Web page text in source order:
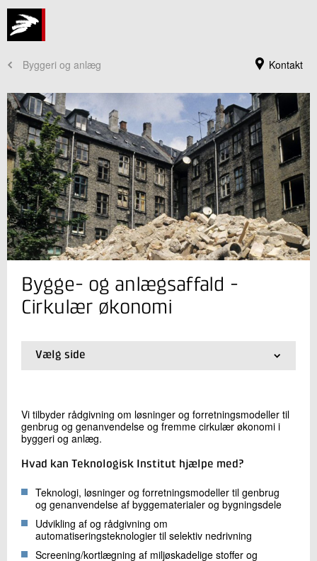
Kontakt
Byggeri og anlæg
Jeg er din kontaktperson
Anke Oberender
Seniorkonsulent
Bæredygtigt byggeri
Send e-mail
LinkedIn
Skriv til mig
Bygge- og anlægsaffald -
Cirkulær økonomi
Vælg side
01.Forside
04.Sagsbehandling inden for bygge- og anlægsaffald
05.Bygnings- og materialepas
06.
Cirkulær økonomi
Vi tilbyder rådgivning om løsninger og forretningsmodeller til
genbrug og genanvendelse og fremme cirkulær økonomi i
byggeri og anlæg.
Hvad kan Teknologisk Institut hjælpe med?
Teknologi, løsninger og forretningsmodeller til genbrug
og genanvendelse af byggematerialer og bygningsdele
Udvikling af og rådgivning om
automatiseringsteknologier til selektiv nedrivning
Screening/kortlægning af miljøskadelige stoffer og